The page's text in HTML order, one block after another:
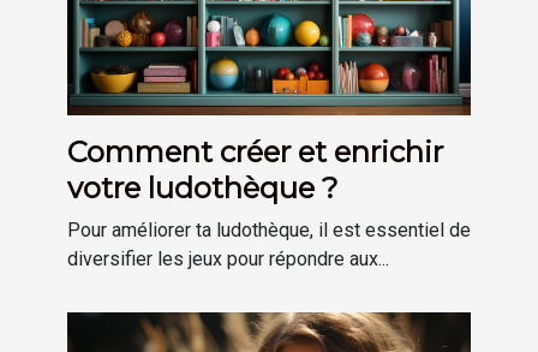
Comment créer et enrichir
votre ludothèque ?
Pour améliorer ta ludothèque, il est essentiel de
diversifier les jeux pour répondre aux...